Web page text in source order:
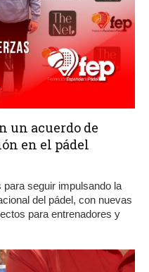
un acuerdo de
en el pádel
seguir impulsando la
del pádel, con nuevas
para entrenadores y